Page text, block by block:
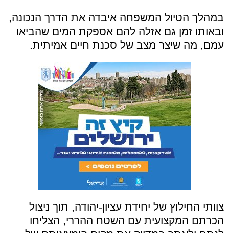
במהלך הטיול המשפחה איבדה את הדרך הנכונה,
ובאותו זמן גם אזלה להם אספקת המים שהביאו
עמם, מה שיצר מצב של סכנת חיים אמיתית.
צוותי החילוץ של יחידת עציון-יהודה, תוך ניצול
הכרתם המקצועית עם השטח ההררי, הצליחו